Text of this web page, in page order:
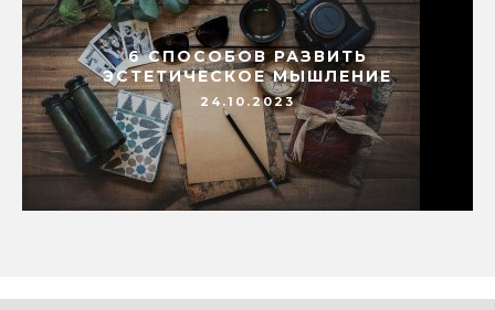
6 СПОСОБОВ РАЗВИТЬ
ЭСТЕТИЧЕСКОЕ МЫШЛЕНИЕ
24.10.2023